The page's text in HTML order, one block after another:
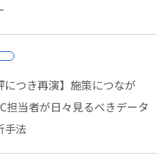
につき再演】施策につなが
担当者が日々見るべきデータ
手法